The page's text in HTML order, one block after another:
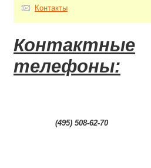
Контакты
Контактные
телефоны:
(495) 508-62-70